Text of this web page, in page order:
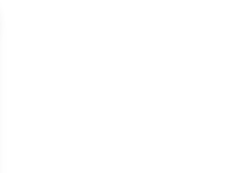
na seznam oblíbených hotelů